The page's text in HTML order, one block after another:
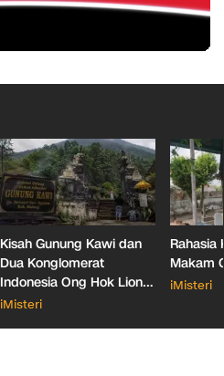
Kisah Gunung Kawi dan
Dua Konglomerat
Indonesia Ong Hok Liong
hingga Liem Sioe Liong
iMisteri
Rahasia
Makam
iMisteri